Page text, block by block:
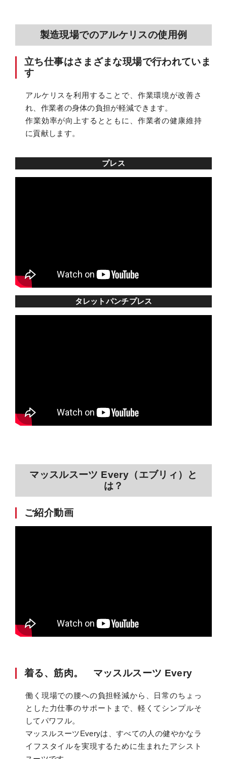
製造現場でのアルケリスの使用例
立ち仕事はさまざまな現場で行われていま
す
アルケリスを利用することで、作業環境が改善さ
れ、作業者の身体の負担が軽減できます。
作業効率が向上するとともに、作業者の健康維持
に貢献します。
プレス
タレットパンチプレス
マッスルスーツ Every（エブリィ）と
は？
ご紹介動画
着る、筋肉。 マッスルスーツ Every
働く現場での腰への負担軽減から、日常のちょっ
とした力仕事のサポートまで、軽くてシンプルそ
してパワフル。
マッスルスーツEveryは、すべての人の健やかなラ
イフスタイルを実現するために生まれたアシスト